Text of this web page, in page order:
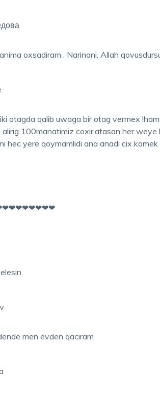
oxsadiram . Narinani. Allah
otagda qalib uwaga bir otag vermex
100manatimiz coxir.atasan her
hec yere qoymamlidi ana anadi cix
men evden qaciram